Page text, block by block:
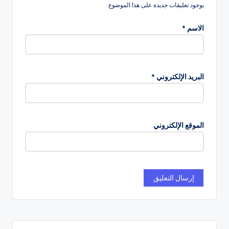
بوجود تعليقات جديدة على هذا الموضوع
الاسم *
البريد الإلكتروني *
الموقع الإلكتروني